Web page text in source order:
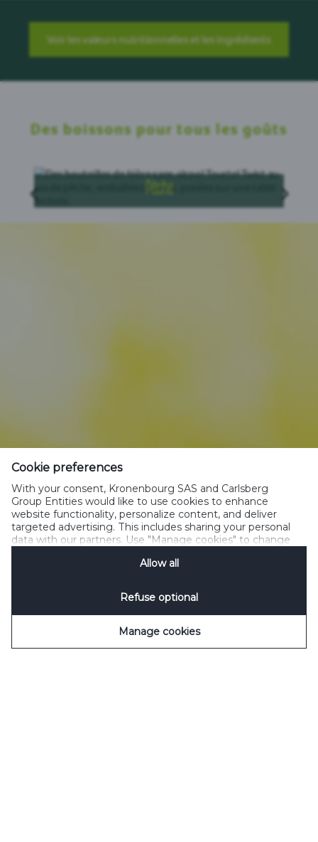
Voir les valeurs nutritionnelles et les ingrédients
Des boissons pour tous les goûts
Cookie preferences
With your consent, Kronenbourg SAS and Carlsberg
Group Entities would like to use cookies to enhance
website functionality, personalize content, and deliver
targeted advertising. This includes sharing your personal
data with our partners. Use "Manage cookies" to change
Privacy Notificationfor details.
Allow all
Refuse optional
Manage cookies